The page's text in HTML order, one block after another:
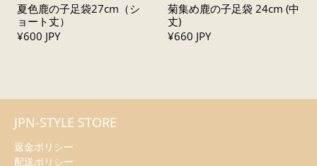
夏色鹿の子足袋27cm（シ
ョート丈）
¥600 JPY
菊集め鹿の子足袋 24cm (中
丈)
¥660 JPY
JPN-STYLE STORE
返金ポリシー
配送ポリシー